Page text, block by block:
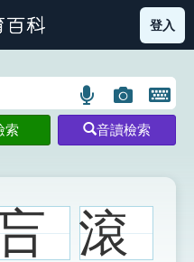
示 部首索引表圖示
登入
語
言
搜
示
圖
片
搜
示
開
鍵
圖
索 音讀檢索
滾